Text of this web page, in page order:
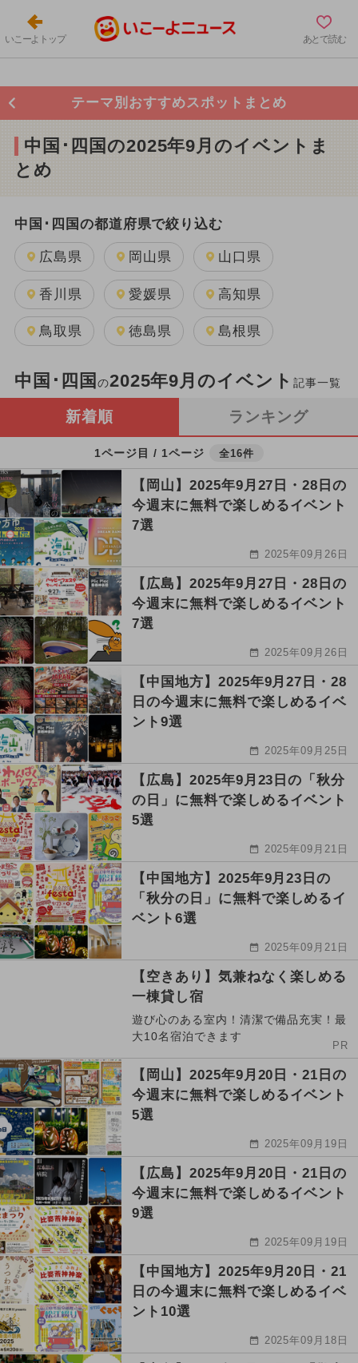
いこーよトップ あとで読む
テーマ別おすすめスポットまとめ
中国･四国の2025年9月のイベントま
とめ
中国･四国の都道府県で絞り込む
広島県 岡山県 山口県
香川県 愛媛県 高知県
鳥取県 徳島県 島根県
中国･四国 の2025年9月のイベント記事一覧
新着順 ランキング
1ページ目 / 1ページ 全16件
【岡山】2025年9月27日・28日の
今週末に無料で楽しめるイベント
7選
2025年09月26日
【広島】2025年9月27日・28日の
今週末に無料で楽しめるイベント
7選
2025年09月26日
【中国地方】2025年9月27日・28
日の今週末に無料で楽しめるイベ
ント9選
2025年09月25日
【広島】2025年9月23日の「秋分
の日」に無料で楽しめるイベント
5選
2025年09月21日
【中国地方】2025年9月23日の
「秋分の日」に無料で楽しめるイ
ベント6選
2025年09月21日
【空きあり】気兼ねなく楽しめる
一棟貸し宿
遊び心のある室内！清潔で備品充実！最
大10名宿泊できます
PR
【岡山】2025年9月20日・21日の
今週末に無料で楽しめるイベント
5選
2025年09月19日
【広島】2025年9月20日・21日の
今週末に無料で楽しめるイベント
9選
2025年09月19日
【中国地方】2025年9月20日・21
日の今週末に無料で楽しめるイベ
ント10選
2025年09月18日